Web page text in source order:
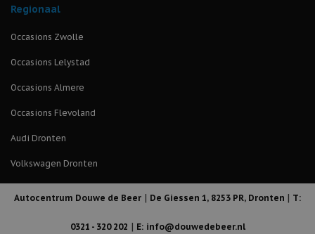
Regionaal
Occasions Zwolle
Occasions Lelystad
Occasions Almere
Occasions Flevoland
Audi Dronten
Volkswagen Dronten
Autocentrum Douwe de Beer | De Giessen 1, 8253 PR, Dronten | T:
0321 - 320 202 | E: info@douwedebeer.nl